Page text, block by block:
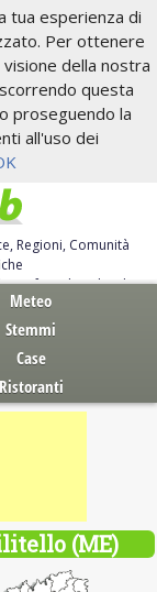
tua esperienza di
Per ottenere
della nostra
questa
proseguendo la
all'uso dei
Regioni, Comunità
free download
Meteo
Stemmi
Case
Ristoranti
(ME)